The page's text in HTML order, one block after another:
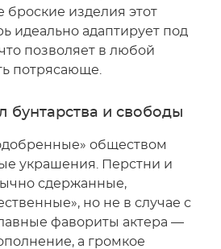
изделия этот
идеально адаптирует под
позволяет в любой
потрясающе.
бунтарства и свободы
обществом
украшения. Перстни и
сдержанные,
но не в случае с
фавориты актера —
а громкое